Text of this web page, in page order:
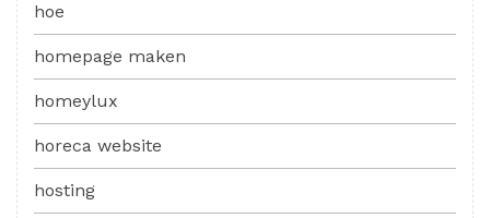
hoe
homepage maken
homeylux
horeca website
hosting